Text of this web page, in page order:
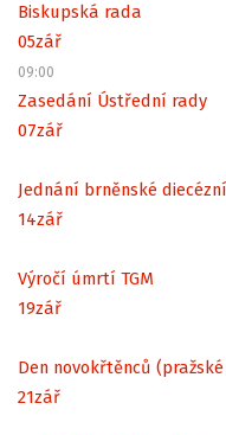
Biskupská rada
05zář
09:00
Zasedání Ústřední rady
07zář
Jednání brněnské
14zář
Výročí úmrtí TGM
19zář
Den novokřtěnců
21zář